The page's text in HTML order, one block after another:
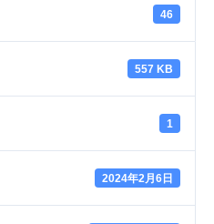
46
557 KB
1
2024年2月6日